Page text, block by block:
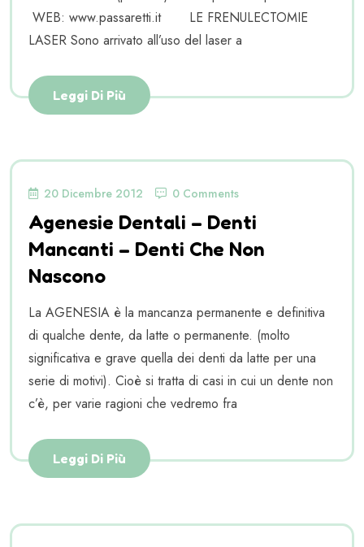
WEB: www.passaretti.it LE FRENULECTOMIE
LASER Sono arrivato all’uso del laser a
Leggi Di Più
20 Dicembre 2012 0 Comments
Agenesie Dentali – Denti
Mancanti – Denti Che Non
Nascono
La AGENESIA è la mancanza permanente e definitiva
di qualche dente, da latte o permanente. (molto
significativa e grave quella dei denti da latte per una
serie di motivi). Cioè si tratta di casi in cui un dente non
c’è, per varie ragioni che vedremo fra
Leggi Di Più